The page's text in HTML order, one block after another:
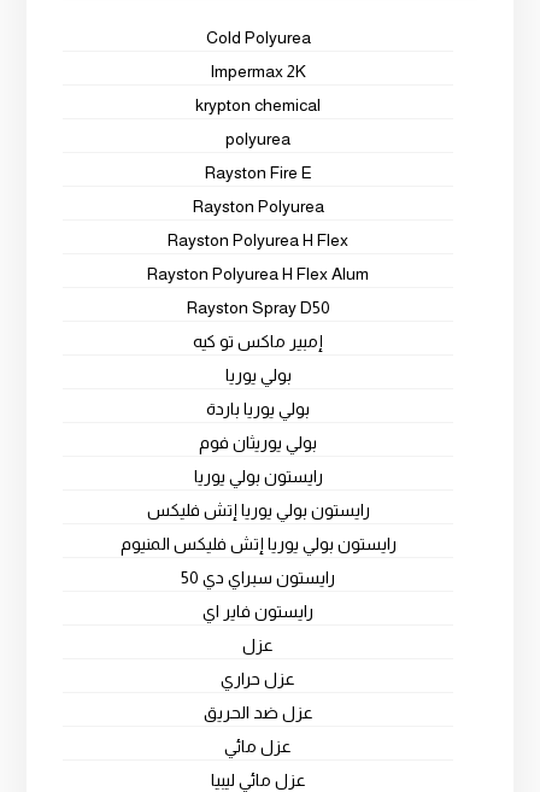
Cold Polyurea
Impermax 2K
krypton chemical
polyurea
Rayston Fire E
Rayston Polyurea
Rayston Polyurea H Flex
Rayston Polyurea H Flex Alum
Rayston Spray D50
إمبير ماكس تو كيه
بولي يوريا
بولي يوريا باردة
بولي يوريثان فوم
رايستون بولي يوريا
رايستون بولي يوريا إتش فليكس
رايستون بولي يوريا إتش فليكس المنيوم
رايستون سبراي دي 50
رايستون فاير اي
عزل
عزل حراري
عزل ضد الحريق
عزل مائي
عزل مائي ليبيا